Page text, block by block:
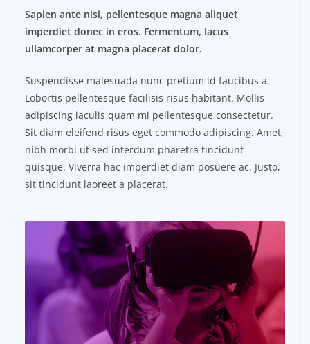
Sapien ante nisi, pellentesque magna aliquet
imperdiet donec in eros. Fermentum, lacus
ullamcorper at magna placerat dolor.
Suspendisse malesuada nunc pretium id faucibus a.
Lobortis pellentesque facilisis risus habitant. Mollis
adipiscing iaculis quam mi pellentesque consectetur.
Sit diam eleifend risus eget commodo adipiscing. Amet,
nibh morbi ut sed interdum pharetra tincidunt
quisque. Viverra hac imperdiet diam posuere ac. Justo,
sit tincidunt laoreet a placerat.